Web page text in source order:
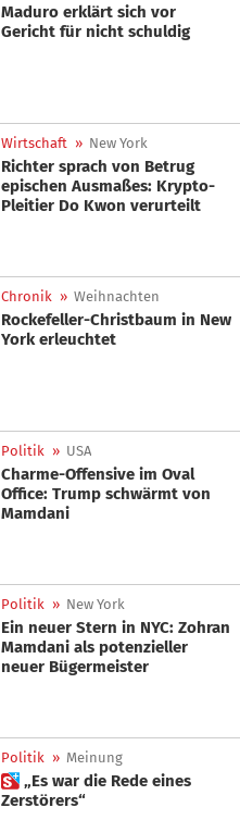
Maduro erklärt sich vor
Gericht für nicht schuldig
Wirtschaft » New York
Richter sprach von Betrug
epischen Ausmaßes: Krypto-
Pleitier Do Kwon verurteilt
Chronik » Weihnachten
Rockefeller-Christbaum in New
York erleuchtet
Politik » USA
Charme-Offensive im Oval
Office: Trump schwärmt von
Mamdani
Politik » New York
Ein neuer Stern in NYC: Zohran
Mamdani als potenzieller
neuer Bügermeister
Politik » Meinung
 „Es war die Rede eines
Zerstörers“